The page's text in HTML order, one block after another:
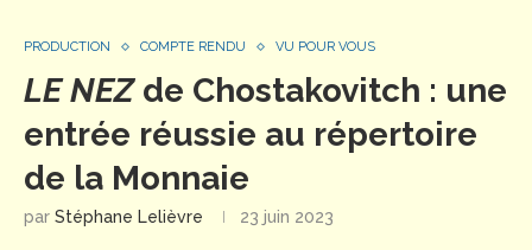
PRODUCTION COMPTE RENDU VU POUR VOUS
LE NEZde Chostakovitch : une
entrée réussie au répertoire
de la Monnaie
par Stéphane Lelièvre 23 juin 2023